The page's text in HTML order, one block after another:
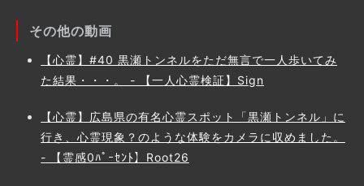
その他の動画
【心霊】#40 黒瀬トンネルをただ無言で一人歩いてみ
た結果・・・。 - 【一人心霊検証】Sign
【心霊】広島県の有名心霊スポット「黒瀬トンネル」に
行き、心霊現象？のような体験をカメラに収めました。
- 【霊感0ﾊﾟｰｾﾝﾄ】Root26